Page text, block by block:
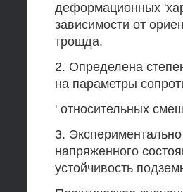
деформационных
зависимости от
трошда.
2. Определена
на параметры
' относительных
3. Экспериментально
напряженного
устойчивость